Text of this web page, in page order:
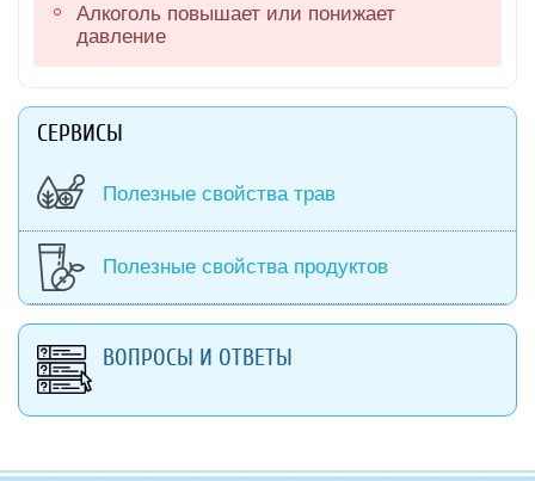
Алкоголь повышает или понижает
давление
СЕРВИСЫ
Полезные свойства трав
Полезные свойства продуктов
ВОПРОСЫ И ОТВЕТЫ